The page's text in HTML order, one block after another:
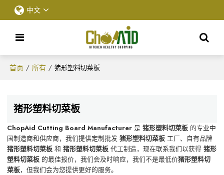
中文
首页 / 所有 / 猪形塑料切菜板
猪形塑料切菜板
ChopAid Cutting Board Manufacturer 是猪形塑料切菜板 的专业中
国制造商和供应商，我们提供定制批发猪形塑料切菜板 工厂、自有品牌
猪形塑料切菜板 和猪形塑料切菜板 代工制造，现在联系我们以获得猪形
塑料切菜板 的最佳报价，我们会及时响应，我们不是最低价猪形塑料切
菜板，但我们会为您提供更好的服务。